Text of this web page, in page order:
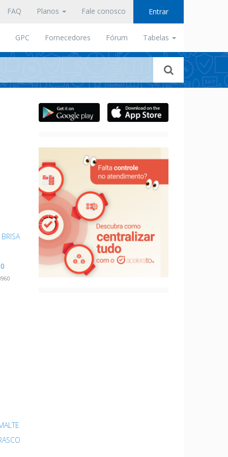
FAQ Planos Fale conosco Entrar
GPC Fornecedores Fórum Tabelas